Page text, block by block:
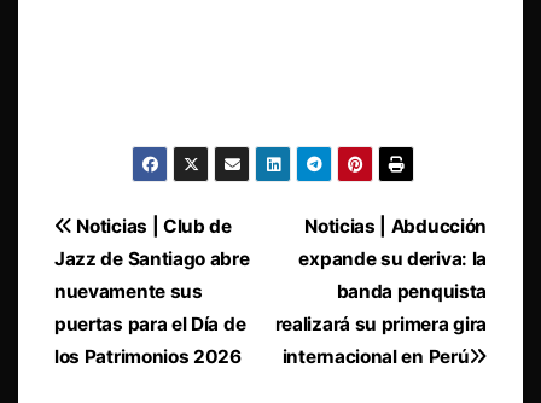
Navegación
de
entradas
Noticias | Abducción
expande su deriva: la
banda penquista
realizará su primera gira
internacional en Perú
Noticias | Club de
Jazz de Santiago abre
nuevamente sus
puertas para el Día de
los Patrimonios 2026